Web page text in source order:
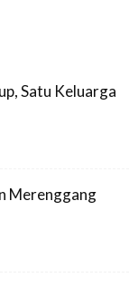
Satu Keluarga
Merenggang